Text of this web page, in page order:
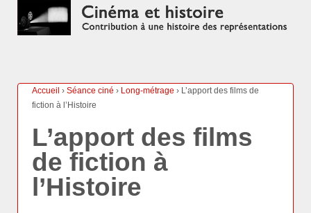
Accueil › Séance ciné › Long-métrage › L’apport des films de
fiction à l’Histoire
L’apport des films
de fiction à
l’Histoire